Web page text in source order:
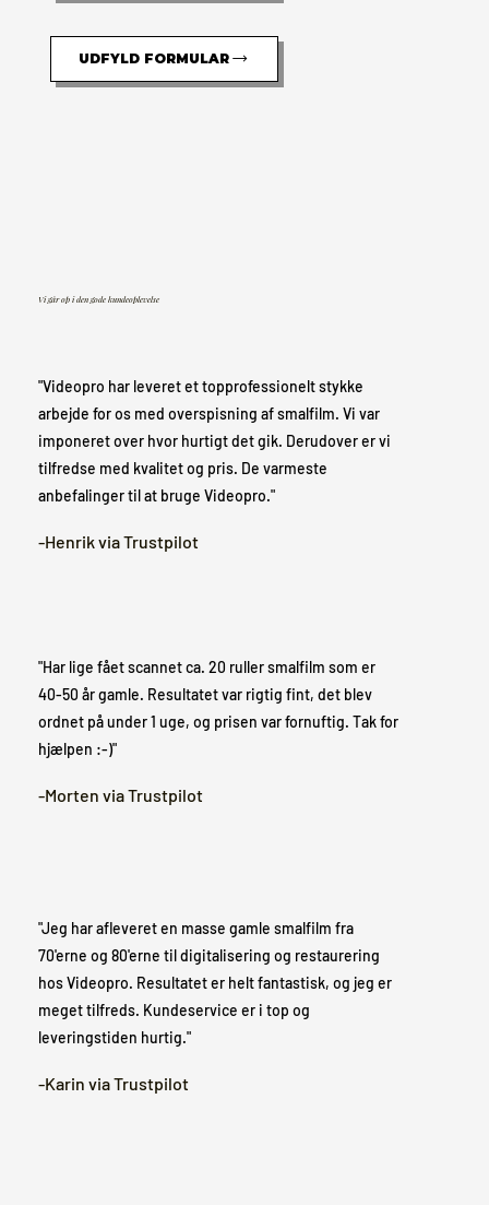
Vi går op i den gode kundeoplevelse
"Videopro har leveret et topprofessionelt stykke
arbejde for os med overspisning af smalfilm. Vi var
imponeret over hvor hurtigt det gik. Derudover er vi
tilfredse med kvalitet og pris. De varmeste
anbefalinger til at bruge Videopro."
-Henrik via Trustpilot
"Har lige fået scannet ca. 20 ruller smalfilm som er
40-50 år gamle. Resultatet var rigtig fint, det blev
ordnet på under 1 uge, og prisen var fornuftig. Tak for
hjælpen :-)"
-Morten via Trustpilot
"Jeg har afleveret en masse gamle smalfilm fra
70'erne og 80'erne til digitalisering og restaurering
hos Videopro. Resultatet er helt fantastisk, og jeg er
meget tilfreds. Kundeservice er i top og
leveringstiden hurtig."
-Karin via Trustpilot
UDFYLD FORMULAR